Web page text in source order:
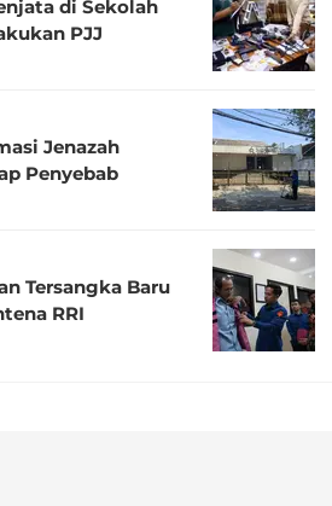
di Sekolah
PJJ
Jenazah
Penyebab
Tersangka Baru
RRI